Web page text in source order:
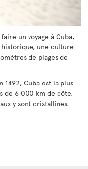
un voyage à Cuba,
une culture
de plages de
Cuba est la plus
de 6 000 km de côte.
y sont cristallines.